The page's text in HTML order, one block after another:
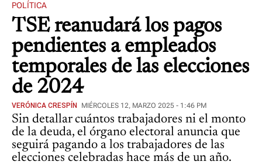
POLÍTICA
TSE reanudará los pagos
pendientes a empleados
temporales de las elecciones
de 2024
VERÓNICA CRESPÍN MIÉRCOLES 12, MARZO 2025 - 1:46 PM
Sin detallar cuántos trabajadores ni el monto
de la deuda, el órgano electoral anuncia que
seguirá pagando a los trabajadores de las
elecciones celebradas hace más de un año.